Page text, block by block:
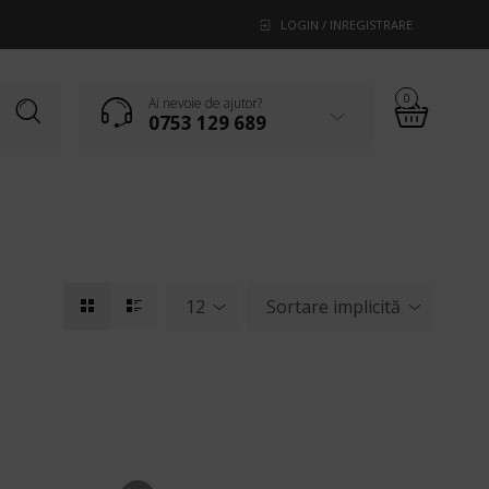
LOGIN / INREGISTRARE
Ai nevoie de ajutor?
0753 129 689
0
12 Sortare implicită